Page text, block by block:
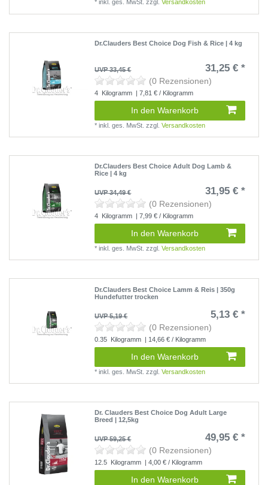
*inkl. ges. MwSt. zzgl.Versandkosten
Dr.Clauders Best Choice Dog Fish & Rice | 4 kg
UVP 33,45 € 31,25 € *
(0 Rezensionen)
4 Kilogramm | 7,81 € / Kilogramm
In den Warenkorb
*inkl. ges. MwSt. zzgl.Versandkosten
Dr.Clauders Best Choice Adult Dog Lamb &
Rice | 4 kg
UVP 34,49 € 31,95 € *
(0 Rezensionen)
4 Kilogramm | 7,99 € / Kilogramm
In den Warenkorb
*inkl. ges. MwSt. zzgl.Versandkosten
Dr.Clauders Best Choice Lamm & Reis | 350g
Hundefutter trocken
UVP 5,19 € 5,13 € *
(0 Rezensionen)
0.35 Kilogramm | 14,66 € / Kilogramm
In den Warenkorb
*inkl. ges. MwSt. zzgl.Versandkosten
Dr. Clauders Best Choice Dog Adult Large
Breed | 12,5kg
UVP 59,25 € 49,95 € *
(0 Rezensionen)
12.5 Kilogramm | 4,00 € / Kilogramm
In den Warenkorb